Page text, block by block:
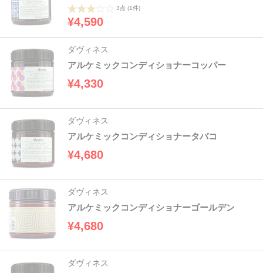
3点 (1件)
¥4,590
ダヴィネス
アルケミックコンディショナーコッパー
¥4,330
ダヴィネス
アルケミックコンディショナータバコ
¥4,680
ダヴィネス
アルケミックコンディショナーゴールデン
¥4,680
ダヴィネス